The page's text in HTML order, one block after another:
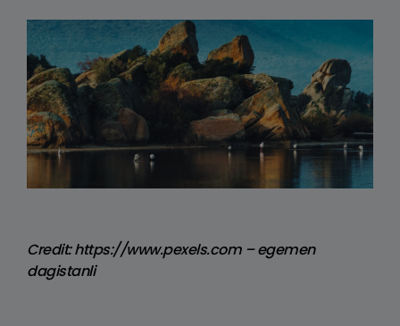
Credit: https://www.pexels.com – egemen
dagistanli